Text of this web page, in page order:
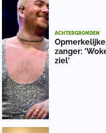
ACHTERGRONDEN
zanger:
ziel'